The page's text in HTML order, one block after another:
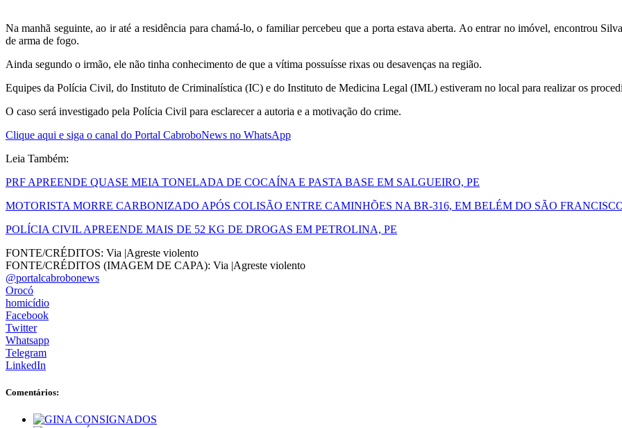
Na manhã seguinte, ao ir até a residência para chamá-lo, o familiar percebeu que a porta estava aberta. Ao entrar no imóvel, encontrou
de arma de fogo.
Ainda segundo o irmão, ele não tinha conhecimento de que a vítima possuísse rixas ou desavenças na região.
Equipes da Polícia Civil, do Instituto de Criminalística (IC) e do Instituto de Medicina Legal (IML) estiveram no local para realizar os
O caso será investigado pela Polícia Civil para esclarecer a autoria e a motivação do crime.
Clique aqui e siga o canal do Portal CabroboNews no WhatsApp
Leia Também:
PRF APREENDE QUASE MEIA TONELADA DE COCAÍNA E PASTA BASE EM SALGUEIRO, PE
MOTORISTA MORRE CARBONIZADO APÓS COLISÃO ENTRE CAMINHÕES NA BR-316, EM BELÉM DO SÃO
POLÍCIA CIVIL APREENDE MAIS DE 52 KG DE DROGAS EM PETROLINA, PE
FONTE/CRÉDITOS: Via |Agreste violento
FONTE/CRÉDITOS (IMAGEM DE CAPA): Via |Agreste violento
@portalcabrobonews
Orocó
homicídio
Facebook
Twitter
Whatsapp
Telegram
LinkedIn
Comentários: